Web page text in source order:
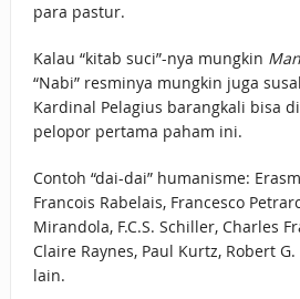
para pastur.
Kalau “kitab suci”-nya mungkin
“Nabi” resminya mungkin juga
Kardinal Pelagius barangkali bisa
pelopor pertama paham ini.
Contoh “dai-dai” humanisme:
Francois Rabelais, Francesco
Mirandola, F.C.S. Schiller, Charles
Claire Raynes, Paul Kurtz, Robert
lain.